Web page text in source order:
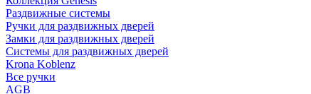
Раздвижные системы
Ручки для раздвижных дверей
Замки для раздвижных дверей
Системы для раздвижных дверей
Krona Koblenz
Все ручки
AGB